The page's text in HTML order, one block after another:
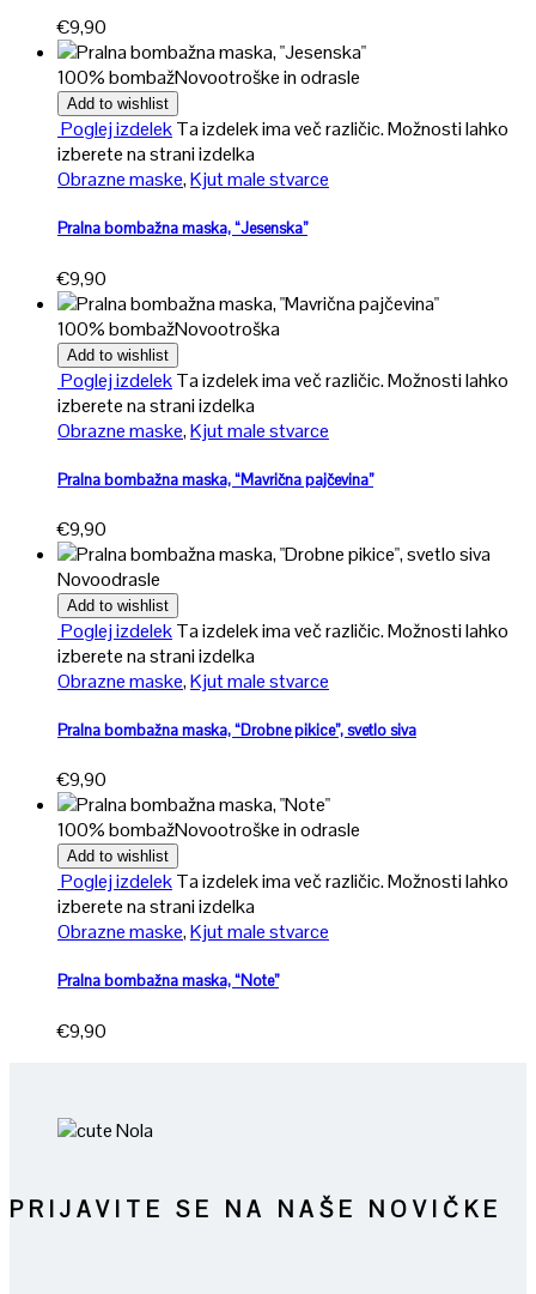
€9,90
100% bombažNovootroške in odrasle
Add to wishlist
Poglej izdelekTa izdelek ima več različic. Možnosti lahko
izberete na strani izdelka
Obrazne maske,Kjut male stvarce
Pralna bombažna maska, “Jesenska”
€9,90
100% bombažNovootroška
Add to wishlist
Poglej izdelekTa izdelek ima več različic. Možnosti lahko
izberete na strani izdelka
Obrazne maske,Kjut male stvarce
Pralna bombažna maska, “Mavrična pajčevina”
€9,90
Novoodrasle
Add to wishlist
Poglej izdelekTa izdelek ima več različic. Možnosti lahko
izberete na strani izdelka
Obrazne maske,Kjut male stvarce
Pralna bombažna maska, “Drobne pikice”, svetlo siva
€9,90
100% bombažNovootroške in odrasle
Add to wishlist
Poglej izdelekTa izdelek ima več različic. Možnosti lahko
izberete na strani izdelka
Obrazne maske,Kjut male stvarce
Pralna bombažna maska, “Note”
€9,90
PRIJAVITE SE NA NAŠE NOVIČKE